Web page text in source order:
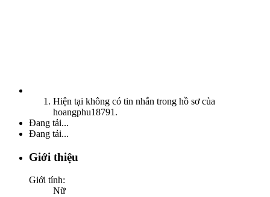
Hiện tại không có tin nhắn trong hồ sơ của
hoangphu18791.
Đang tải...
Đang tải...
Giới thiệu
Giới tính:
Nữ